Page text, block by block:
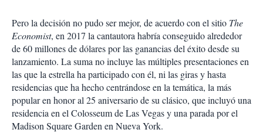
Pero la decisión no pudo ser mejor, de acuerdo con el sitio The
Economist, en 2017 la cantautora habría conseguido alrededor
de 60 millones de dólares por las ganancias del éxito desde su
lanzamiento. La suma no incluye las múltiples presentaciones en
las que la estrella ha participado con él, ni las giras y hasta
residencias que ha hecho centrándose en la temática, la más
popular en honor al 25 aniversario de su clásico, que incluyó una
residencia en el Colosseum de Las Vegas y una parada por el
Madison Square Garden en Nueva York.